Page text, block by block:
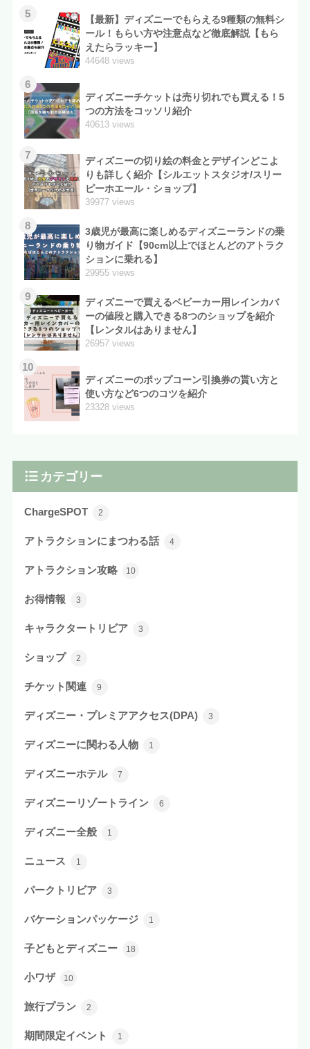
5
【最新】ディズニーでもらえる9種類の無料シ
ール！もらい方や注意点など徹底解説【もら
えたらラッキー】
44648 views
6
ディズニーチケットは売り切れでも買える！5
つの方法をコッソリ紹介
40613 views
7
ディズニーの切り絵の料金とデザインどこよ
りも詳しく紹介【シルエットスタジオ/スリー
ピーホエール・ショップ】
39977 views
8
3歳児が最高に楽しめるディズニーランドの乗
り物ガイド【90cm以上でほとんどのアトラク
ションに乗れる】
29955 views
9
ディズニーで買えるベビーカー用レインカバ
ーの値段と購入できる8つのショップを紹介
【レンタルはありません】
26957 views
10
ディズニーのポップコーン引換券の貰い方と
使い方など6つのコツを紹介
23328 views
カテゴリー
ChargeSPOT 2
アトラクションにまつわる話 4
アトラクション攻略 10
お得情報 3
キャラクタートリビア 3
ショップ 2
チケット関連 9
ディズニー・プレミアアクセス(DPA) 3
ディズニーに関わる人物 1
ディズニーホテル 7
ディズニーリゾートライン 6
ディズニー全般 1
ニュース 1
パークトリビア 3
バケーションパッケージ 1
子どもとディズニー 18
小ワザ 10
旅行プラン 2
期間限定イベント 1